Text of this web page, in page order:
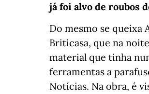
já foi alvo de roubos
Do mesmo se
Briticasa, que na
material que tinha
ferramentas a
Notícias. Na obra, é